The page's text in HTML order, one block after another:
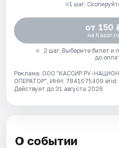
1 шаг.
от 150
на Kassir.ru
2 шаг. Выберите билет и
до
Реклама. ООО "КАССИР.РУ-
ОПЕРАТОР", ИНН: 7841075409 erid:
Действует до 31 августа 2026
О событии